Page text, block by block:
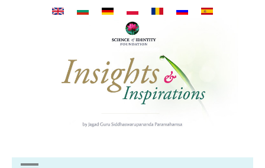
Skip to main content